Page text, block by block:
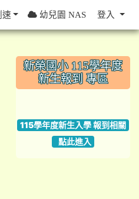
:::
新榮國小 115學年度
新生報到 專區
115學年度新生入學 報到相關
點此進入
幼兒園 NAS 登入